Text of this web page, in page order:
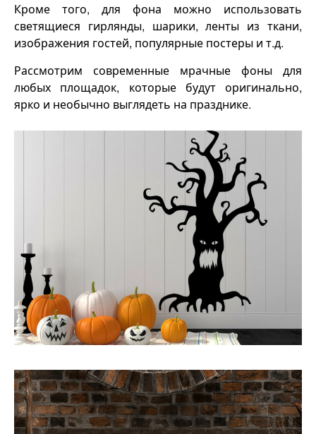
Кроме того, для фона можно использовать
светящиеся гирлянды, шарики, ленты из ткани,
изображения гостей, популярные постеры и т.д.
Рассмотрим современные мрачные фоны для
любых площадок, которые будут оригинально,
ярко и необычно выглядеть на празднике.